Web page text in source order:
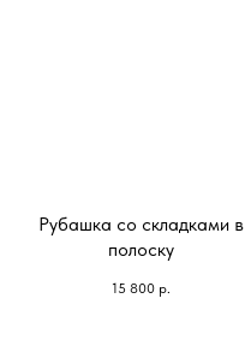
Рубашка со складками в
полоску
15 800 р.